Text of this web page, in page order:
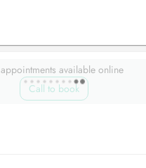
available online
Call to book